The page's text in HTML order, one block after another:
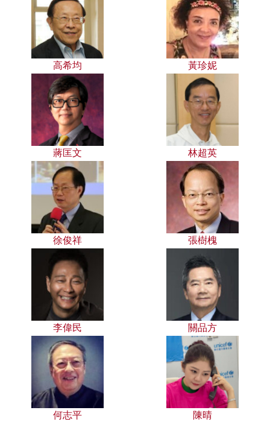
高希均 黃珍妮
蔣匡文 林超英
徐俊祥 張樹槐
李偉民 關品方
何志平 陳晴